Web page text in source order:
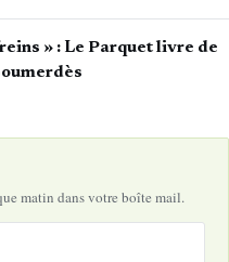
» : Le Parquet livre de
matin dans votre boîte mail.